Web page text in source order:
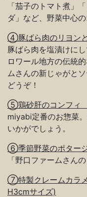
「茄子のトマト煮」
ダ」など、野菜中心
④豚ばら肉のリヨン
豚ばら肉を塩漬けに
ロワール地方の伝統
ムさんの新じゃがと
どうぞ！
⑤鶏砂肝のコンフィ
miyabi定番のお惣菜
いかがでしょう。
⑥季節野菜のポター
「野口ファームさん
⑦特製クレームカラ
H3cmサイズ)